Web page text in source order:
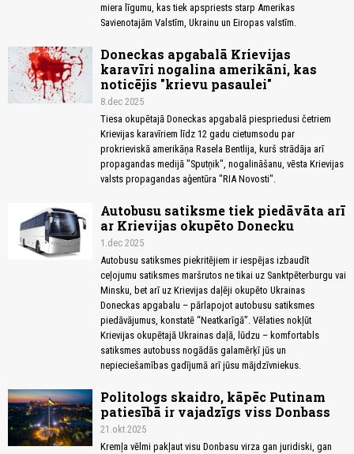
miera līgumu, kas tiek apspriests starp Amerikas
Savienotajām Valstīm, Ukrainu un Eiropas valstīm.
Doneckas apgabalā Krievijas
karavīri nogalina amerikāni, kas
noticējis "krievu pasaulei"
8.dec 2025
Tiesa okupētajā Doneckas apgabalā piespriedusi četriem
Krievijas karavīriem līdz 12 gadu cietumsodu par
prokrieviskā amerikāņa Rasela Bentlija, kurš strādāja arī
propagandas medijā "Sputņik", nogalināšanu, vēsta Krievijas
valsts propagandas aģentūra "RIA Novosti".
Autobusu satiksme tiek piedāvāta arī
ar Krievijas okupēto Donecku
1.dec 2025
Autobusu satiksmes piekritējiem ir iespējas izbaudīt
ceļojumu satiksmes maršrutos ne tikai uz Sanktpēterburgu vai
Minsku, bet arī uz Krievijas daļēji okupēto Ukrainas
Doneckas apgabalu – pārlapojot autobusu satiksmes
piedāvājumus, konstatē “Neatkarīgā”. Vēlaties nokļūt
Krievijas okupētajā Ukrainas daļā, lūdzu – komfortabls
satiksmes autobuss nogādās galamērķī jūs un
nepieciešamības gadījumā arī jūsu mājdzīvniekus.
Politologs skaidro, kāpēc Putinam
patiesībā ir vajadzīgs viss Donbass
21.okt 2025
Kremļa vēlmi pakļaut visu Donbasu virza gan juridiski, gan